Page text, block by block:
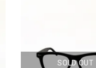
SOLD OUT